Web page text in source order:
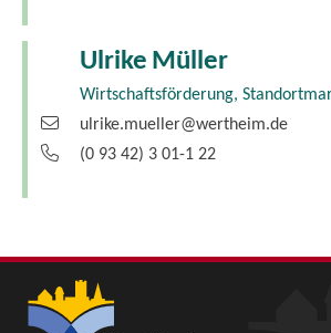
Ulrike Müller
Wirtschaftsförderung,
ulrike.mueller@wertheim.de
(0 93 42) 3 01-1 22